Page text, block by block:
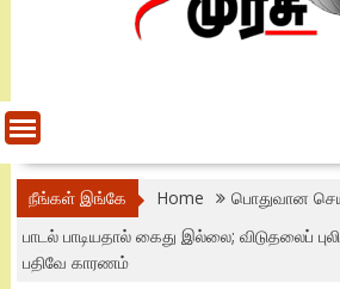
நீங்கள் இங்கே Home
பொதுவான
பாடல் பாடியதால் கைது இல்லை; விடுதலைப்
பதிவே காரணம்